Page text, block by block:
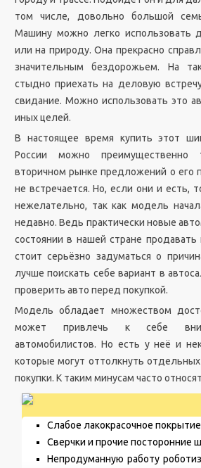
том числе, довольно большой
Машину можно легко использовать
или на природу. Она прекрасно
значительным бездорожьем. На
стыдно приехать на деловую
свидание. Можно использовать это
иных целей.
В настоящее время купить этот
России можно
вторичном рынке предложений о его
не встречается. Но, если они и есть,
нежелательно, так как модель
недавно. Ведь практически новые
состоянии в нашей стране
стоит серьёзно задуматься о
лучше поискать себе вариант в
проверить авто перед покупкой.
Модель обладает множеством
может привлечь к себе
автомобилистов. Но есть у неё и
которые могут оттолкнуть
покупки. К таким минусам часто
Слабое лакокрасочное
Сверчки и прочие посторонние
Непродуманную работу